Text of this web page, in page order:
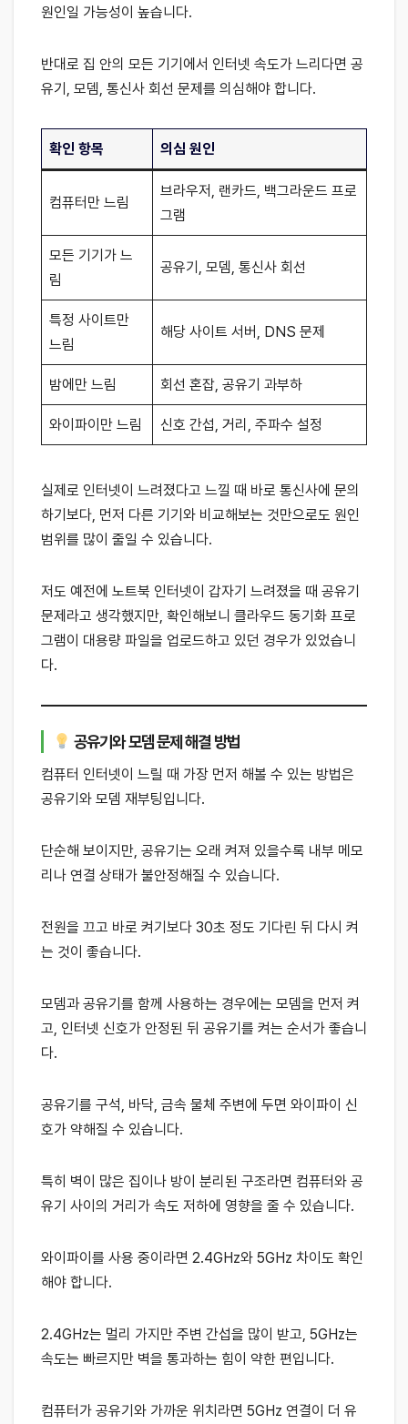
원인일 가능성이 높습니다.
반대로 집 안의 모든 기기에서 인터넷 속도가 느리다면 공
유기, 모뎀, 통신사 회선 문제를 의심해야 합니다.
확인 항목 의심 원인
컴퓨터만 느림
브라우저, 랜카드, 백그라운드 프로
그램
모든 기기가 느
림
공유기, 모뎀, 통신사 회선
특정 사이트만
느림
해당 사이트 서버, DNS 문제
밤에만 느림 회선 혼잡, 공유기 과부하
와이파이만 느림 신호 간섭, 거리, 주파수 설정
실제로 인터넷이 느려졌다고 느낄 때 바로 통신사에 문의
하기보다, 먼저 다른 기기와 비교해보는 것만으로도 원인
범위를 많이 줄일 수 있습니다.
저도 예전에 노트북 인터넷이 갑자기 느려졌을 때 공유기
문제라고 생각했지만, 확인해보니 클라우드 동기화 프로
그램이 대용량 파일을 업로드하고 있던 경우가 있었습니
다.
공유기와 모뎀 문제 해결 방법
컴퓨터 인터넷이 느릴 때 가장 먼저 해볼 수 있는 방법은
공유기와 모뎀 재부팅입니다.
단순해 보이지만, 공유기는 오래 켜져 있을수록 내부 메모
리나 연결 상태가 불안정해질 수 있습니다.
전원을 끄고 바로 켜기보다 30초 정도 기다린 뒤 다시 켜
는 것이 좋습니다.
모뎀과 공유기를 함께 사용하는 경우에는 모뎀을 먼저 켜
고, 인터넷 신호가 안정된 뒤 공유기를 켜는 순서가 좋습니
다.
공유기를 구석, 바닥, 금속 물체 주변에 두면 와이파이 신
호가 약해질 수 있습니다.
특히 벽이 많은 집이나 방이 분리된 구조라면 컴퓨터와 공
유기 사이의 거리가 속도 저하에 영향을 줄 수 있습니다.
와이파이를 사용 중이라면 2.4GHz와 5GHz 차이도 확인
해야 합니다.
2.4GHz는 멀리 가지만 주변 간섭을 많이 받고, 5GHz는
속도는 빠르지만 벽을 통과하는 힘이 약한 편입니다.
컴퓨터가 공유기와 가까운 위치라면 5GHz 연결이 더 유